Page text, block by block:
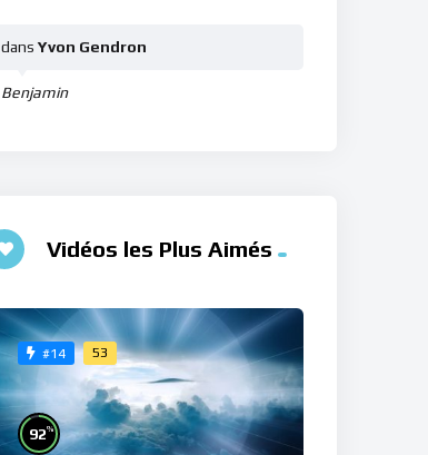
Benjamin
dansYvon Gendron
Vidéos les Plus Aimés
#14 53
92%